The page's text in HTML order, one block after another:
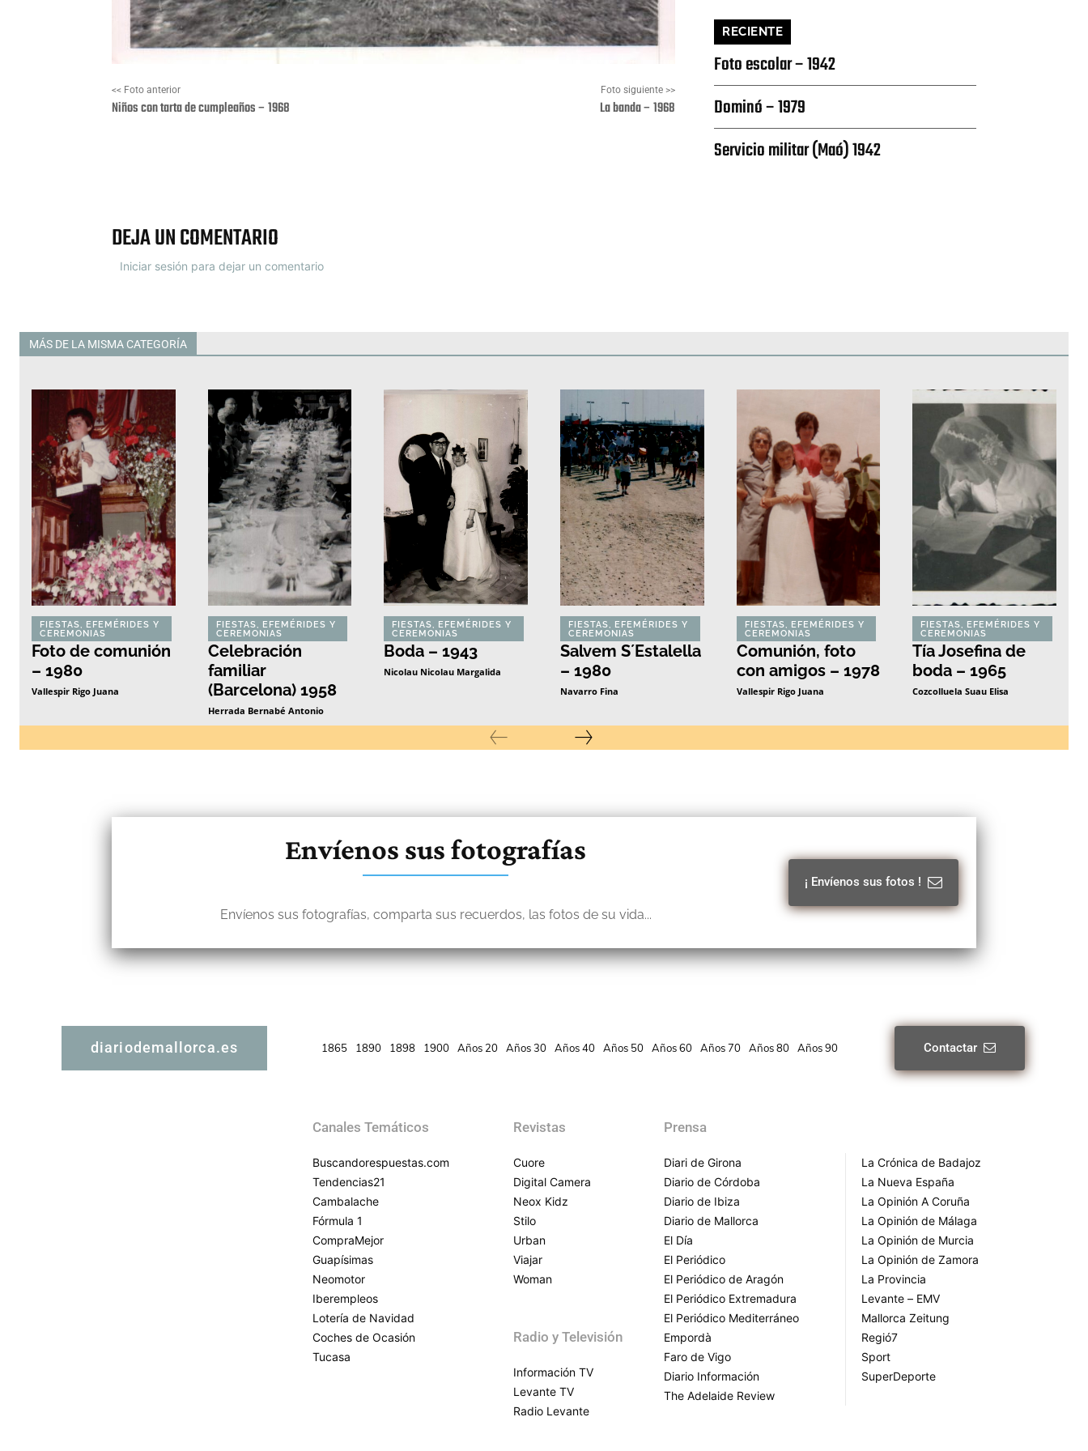
<< Foto anterior
Niños con tarta de cumpleaños – 1968
Foto siguiente >>
La banda – 1968
DEJA UN COMENTARIO
Iniciar sesión para dejar un comentario
RECIENTE
Foto escolar – 1942
Dominó – 1979
Servicio militar (Maó) 1942
MÁS DE LA MISMA CATEGORÍA
FIESTAS, EFEMÉRIDES Y
CEREMONIAS
Foto de comunión
– 1980
Vallespir Rigo Juana
FIESTAS, EFEMÉRIDES Y
CEREMONIAS
Celebración
familiar
(Barcelona) 1958
Herrada Bernabé Antonio
FIESTAS, EFEMÉRIDES Y
CEREMONIAS
Boda – 1943
Nicolau Nicolau Margalida
FIESTAS, EFEMÉRIDES Y
CEREMONIAS
Salvem S´Estalella
– 1980
Navarro Fina
FIESTAS, EFEMÉRIDES Y
CEREMONIAS
Comunión, foto
con amigos – 1978
Vallespir Rigo Juana
FIESTAS, EFEMÉRIDES Y
CEREMONIAS
Tía Josefina de
boda – 1965
Cozcolluela Suau Elisa
Envíenos sus fotografías
Envíenos sus fotografías, comparta sus recuerdos, las fotos de su vida...
¡ Envíenos sus fotos !
diariodemallorca.es 1865 1890 1898 1900 Años 20 Años 30 Años 40 Años 50 Años 60 Años 70 Años 80 Años 90 Contactar
Canales Temáticos
Buscandorespuestas.com
Tendencias21
Cambalache
Fórmula 1
CompraMejor
Guapísimas
Neomotor
Iberempleos
Lotería de Navidad
Coches de Ocasión
Tucasa
Revistas
Cuore
Digital Camera
Neox Kidz
Stilo
Urban
Viajar
Woman
Radio y Televisión
Información TV
Levante TV
Radio Levante
Prensa
Diari de Girona
Diario de Córdoba
Diario de Ibiza
Diario de Mallorca
El Día
El Periódico
El Periódico de Aragón
El Periódico Extremadura
El Periódico Mediterráneo
Empordà
Faro de Vigo
Diario Información
The Adelaide Review
La Crónica de Badajoz
La Nueva España
La Opinión A Coruña
La Opinión de Málaga
La Opinión de Murcia
La Opinión de Zamora
La Provincia
Levante – EMV
Mallorca Zeitung
Regió7
Sport
SuperDeporte